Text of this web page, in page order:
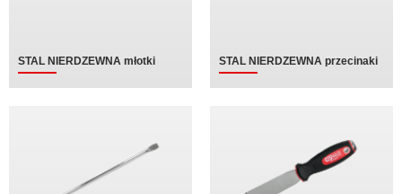
STAL NIERDZEWNA młotki STAL NIERDZEWNA przecinaki